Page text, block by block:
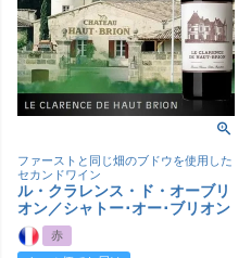
ファーストと同じ畑のブドウを使用した
セカンドワイン
ル・クラレンス・ド・オーブリ
オン／シャトー･オー･ブリオン
赤